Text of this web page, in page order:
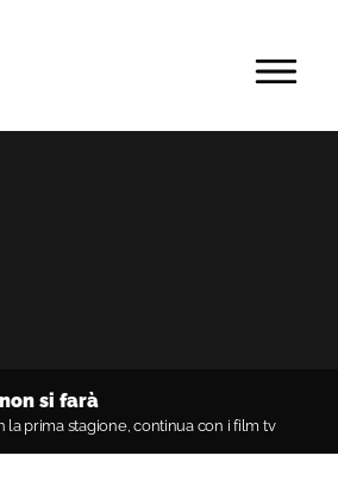
MENU
si farà
la prima stagione, continua con i film tv